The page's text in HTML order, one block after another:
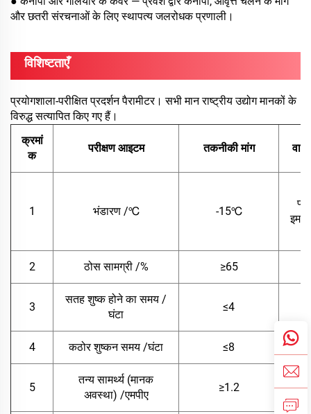
और छतरी संरचनाओं के लिए स्थापत्य जलरोधक प्रणाली।
विशिष्टताएँ
प्रयोगशाला-परीक्षित प्रदर्शन पैरामीटर। सभी मान राष्ट्रीय उद्योग मानकों के
विरुद्ध सत्यापित किए गए हैं।
क्रमां
क
परीक्षण आइटम तकनीकी मांग
1 भंडारण /℃ -15℃
2 ठोस सामग्री /% ≥65
3
सतह शुष्क होने का समय /
घंटा
≤4
4 कठोर शुष्कन समय /घंटा ≤8
5
तन्य सामर्थ्य (मानक
अवस्था) /एमपीए
≥1.2